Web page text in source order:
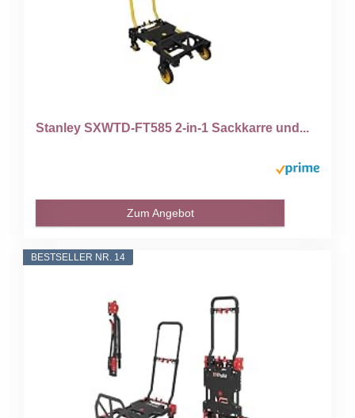
Stanley SXWTD-FT585 2-in-1 Sackkarre und...
Zum Angebot
BESTSELLER NR. 14